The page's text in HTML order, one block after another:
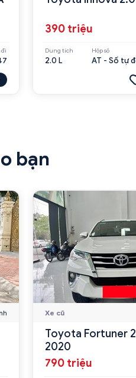
đi
390 triệu
Dung tích
2.0 L
Hộp số
AT - Số tự
bạn
Xe cũ
Toyota Fortuner
2020
790 triệu